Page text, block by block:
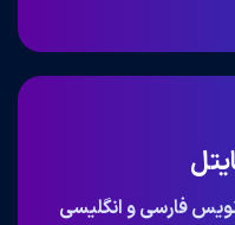
فارسی و انگلیسی